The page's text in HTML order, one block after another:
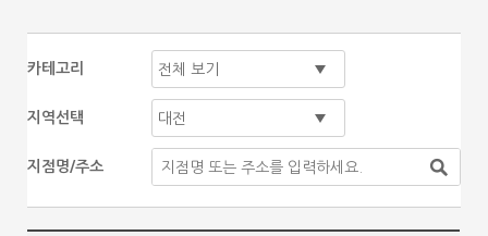
카테고리
지역선택
지점명/주소